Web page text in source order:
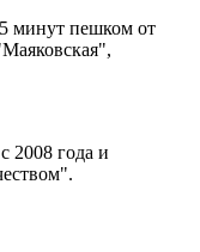
минут пешком от
2008 года и